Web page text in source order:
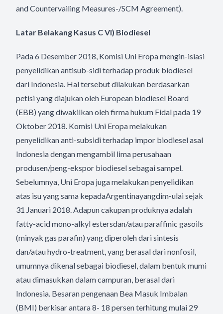
and Countervailing Measures-/SCM Agreement).
Latar Belakang Kasus C VI) Biodiesel
Pada 6 Desember 2018, Komisi Uni Eropa mengin-isiasi
penyelidikan antisub-sidi terhadap produk biodiesel
dari Indonesia. Hal tersebut dilakukan berdasarkan
petisi yang diajukan oleh European biodiesel Board
(EBB) yang diwakilkan oleh firma hukum Fidal pada 19
Oktober 2018. Komisi Uni Eropa melakukan
penyelidikan anti-subsidi terhadap impor biodiesel asal
Indonesia dengan mengambil lima perusahaan
produsen/peng-ekspor biodiesel sebagai sampel.
Sebelumnya, Uni Eropa juga melakukan penyelidikan
atas isu yang sama kepadaArgentinayangdim-ulai sejak
31 Januari 2018. Adapun cakupan produknya adalah
fatty-acid mono-alkyl estersdan/atau paraffinic gasoils
(minyak gas parafin) yang diperoleh dari sintesis
dan/atau hydro-treatment, yang berasal dari nonfosil,
umumnya dikenal sebagai biodiesel, dalam bentuk mumi
atau dimasukkan dalam campuran, berasal dari
Indonesia. Besaran pengenaan Bea Masuk Imbalan
(BMI) berkisar antara 8- 18 persen terhitung mulai 29